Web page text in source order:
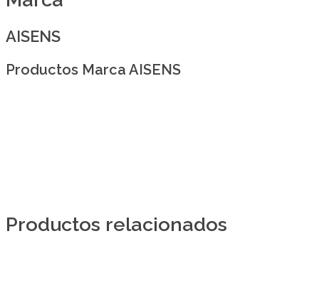
AISENS
Productos Marca AISENS
Productos relacionados